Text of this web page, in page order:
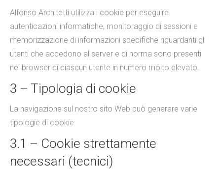
Alfonso Architetti utilizza i cookie per eseguire
autenticazioni informatiche, monitoraggio di sessioni e
memorizzazione di informazioni specifiche riguardanti gli
utenti che accedono al server e di norma sono presenti
nel browser di ciascun utente in numero molto elevato.
3 – Tipologia di cookie
La navigazione sul nostro sito Web può generare varie
tipologie di cookie:
3.1 – Cookie strettamente
necessari (tecnici)